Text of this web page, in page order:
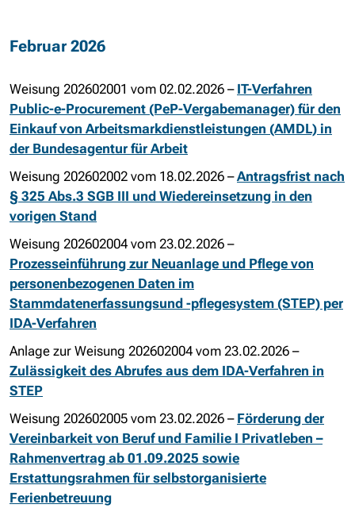
Februar 2026
Weisung 202602001 vom 02.02.2026 – IT-Verfahren
Public-e-Procurement (PeP-Vergabemanager) für den
Einkauf von Arbeitsmarkdienstleistungen (AMDL) in
der Bundesagentur für Arbeit
Weisung 202602002 vom 18.02.2026 –Antragsfrist nach
§ 325 Abs.3 SGB III und Wiedereinsetzung in den
vorigen Stand
Weisung 202602004 vom 23.02.2026 –
Prozesseinführung zur Neuanlage und Pflege von
personenbezogenen Daten im
Stammdatenerfassungsund -pflegesystem (STEP) per
IDA-Verfahren
Anlage zur Weisung 202602004 vom 23.02.2026 –
Zulässigkeit des Abrufes aus dem IDA-Verfahren in
STEP
Weisung 202602005 vom 23.02.2026 – Förderung der
Vereinbarkeit von Beruf und Familie I Privatleben –
Rahmenvertrag ab 01.09.2025 sowie
Erstattungsrahmen für selbstorganisierte
Ferienbetreuung